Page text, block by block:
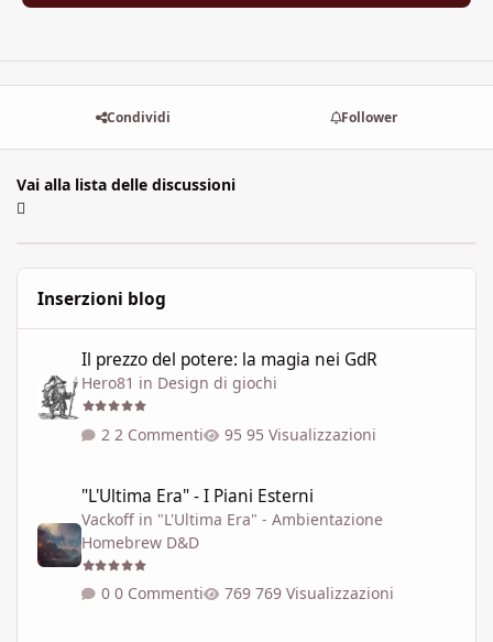
Condividi Follower
Vai alla lista delle discussioni
Inserzioni blog
Il prezzo del potere: la magia nei GdR
Hero81 in Design di giochi
2 Commenti 95 Visualizzazioni
"L'Ultima Era" - I Piani Esterni
Vackoff in "L'Ultima Era" - Ambientazione
Homebrew D&D
0 Commenti 769 Visualizzazioni